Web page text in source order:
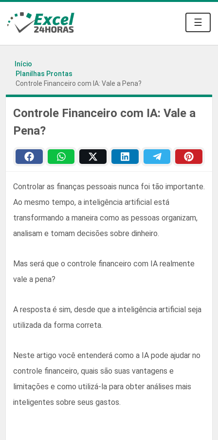
☰
Início
Planilhas Prontas
Controle Financeiro com IA: Vale a Pena?
Controle Financeiro com IA: Vale a
Pena?
Controlar as finanças pessoais nunca foi tão importante.
Ao mesmo tempo, a inteligência artificial está
transformando a maneira como as pessoas organizam,
analisam e tomam decisões sobre dinheiro.
Mas será que o controle financeiro com IA realmente
vale a pena?
A resposta é sim, desde que a inteligência artificial seja
utilizada da forma correta.
Neste artigo você entenderá como a IA pode ajudar no
controle financeiro, quais são suas vantagens e
limitações e como utilizá-la para obter análises mais
inteligentes sobre seus gastos.